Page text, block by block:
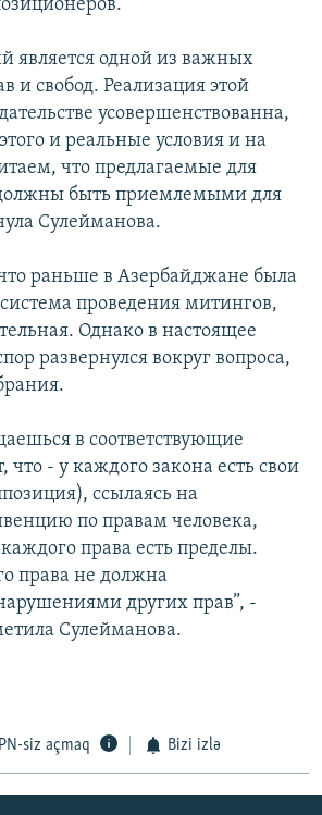
является одной из важных
и свобод. Реализация этой
усовершенствованна,
и реальные условия и на
что предлагаемые для
быть приемлемыми для
Сулейманова.
раньше в Азербайджане была
проведения митингов,
Однако в настоящее
развернулся вокруг вопроса,
в соответствующие
что - у каждого закона есть свои
ссылаясь на
по правам человека,
права есть пределы.
права не должна
других прав”, -
Сулейманова.
siz açmaq Bizi izlə